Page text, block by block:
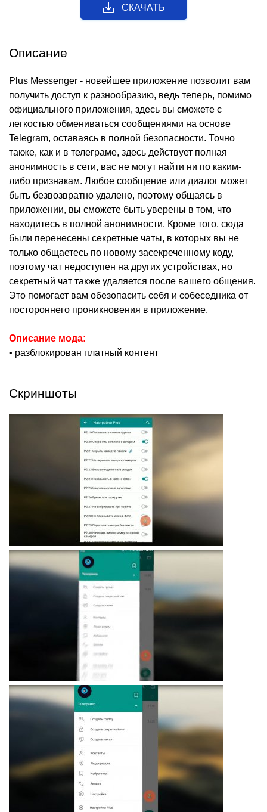
СКАЧАТЬ
Описание
Plus Messenger - новейшее приложение позволит вам
получить доступ к разнообразию, ведь теперь, помимо
официального приложения, здесь вы сможете с
легкостью обмениваться сообщениями на основе
Telegram, оставаясь в полной безопасности. Точно
также, как и в телеграме, здесь действует полная
анонимность в сети, вас не могут найти ни по каким-
либо признакам. Любое сообщение или диалог может
быть безвозвратно удалено, поэтому общаясь в
приложении, вы сможете быть уверены в том, что
находитесь в полной анонимности. Кроме того, сюда
были перенесены секретные чаты, в которых вы не
только общаетесь по новому засекреченному коду,
поэтому чат недоступен на других устройствах, но
секретный чат также удаляется после вашего общения.
Это помогает вам обезопасить себя и собеседника от
постороннего проникновения в приложение.
Описание мода:
• разблокирован платный контент
Скриншоты